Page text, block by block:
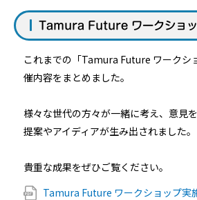
Tamura Future ワークショ
これまでの「Tamura Future ワークシ
催内容をまとめました。
様々な世代の方々が一緒に考え、意見
提案やアイディアが生み出されました。
貴重な成果をぜひご覧ください。
Tamura Future ワークショップ実